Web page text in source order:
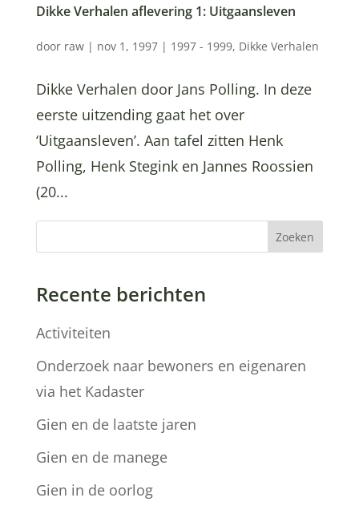
Dikke Verhalen aflevering 1: Uitgaansleven
door raw| nov 1, 1997| 1997 - 1999, Dikke Verhalen
Dikke Verhalen door Jans Polling. In deze
eerste uitzending gaat het over
‘Uitgaansleven’. Aan tafel zitten Henk
Polling, Henk Stegink en Jannes Roossien
(20...
Zoeken
Recente berichten
Activiteiten
Onderzoek naar bewoners en eigenaren
via het Kadaster
Gien en de laatste jaren
Gien en de manege
Gien in de oorlog